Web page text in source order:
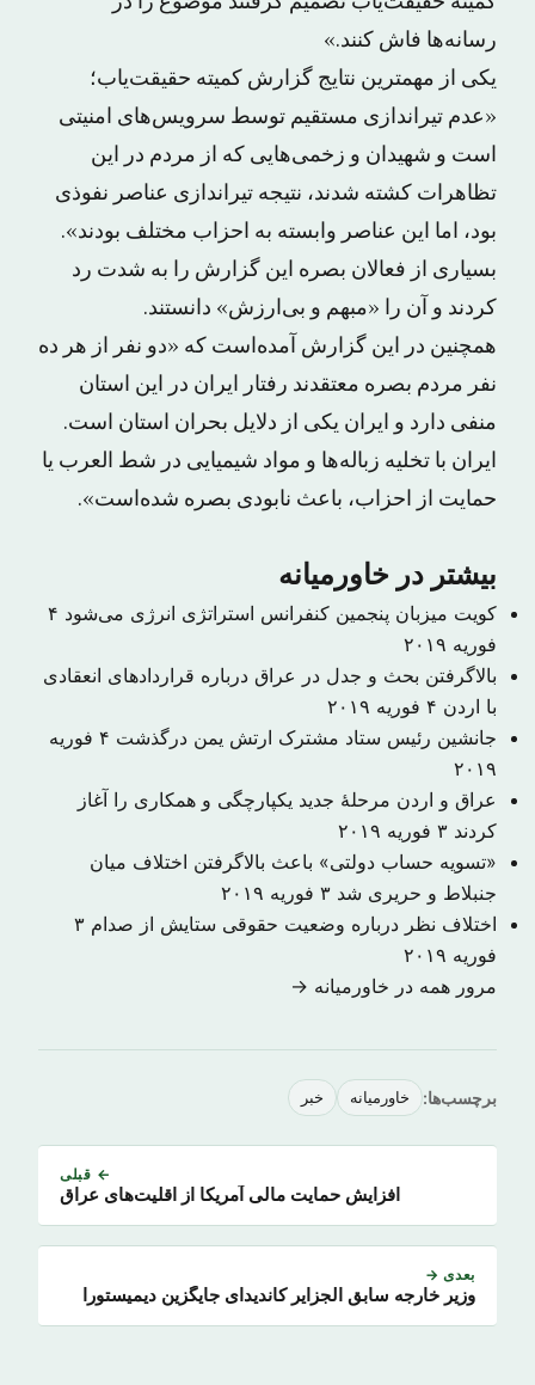
رسانه‌ها فاش کنند.»
یکی از مهمترین نتایج گزارش کمیته حقیقت‌یاب؛
«عدم تیراندازی مستقیم توسط سرویس‌های امنیتی
است و شهیدان و زخمی‌هایی که از مردم در این
تظاهرات کشته شدند، نتیجه تیراندازی عناصر نفوذی
بود، اما این عناصر وابسته به احزاب مختلف بودند».
بسیاری از فعالان بصره این گزارش را به شدت رد
کردند و آن را «مبهم و بی‌ارزش» دانستند.
همچنین در این گزارش آمده‌است که «دو نفر از هر ده
نفر مردم بصره معتقدند رفتار ایران در این استان
منفی دارد و ایران یکی از دلایل بحران استان است.
ایران با تخلیه زباله‌ها و مواد شیمیایی در شط العرب یا
حمایت از احزاب، باعث نابودی بصره شده‌است».
بیشتر در خاورمیانه
کویت میزبان پنجمین کنفرانس استراتژی انرژی می‌شود ۴
فوریه ۲۰۱۹
بالاگرفتن بحث و جدل در عراق درباره قراردادهای انعقادی
با اردن ۴ فوریه ۲۰۱۹
جانشین رئیس ستاد مشترک ارتش یمن درگذشت
۴ فوریه
۲۰۱۹
عراق و اردن مرحلهٔ جدید یکپارچگی و همکاری را آغاز
کردند ۳ فوریه ۲۰۱۹
«تسویه حساب دولتی» باعث بالاگرفتن اختلاف میان
جنبلاط و حریری شد ۳ فوریه ۲۰۱۹
اختلاف نظر درباره وضعیت حقوقی ستایش از صدام ۳
فوریه ۲۰۱۹
مرور همه در خاورمیانه →
برچسب‌ها: خاورمیانه خبر
← قبلی
افزایش حمایت مالی آمریکا از اقلیت‌های عراق
بعدی →
وزیر خارجه سابق الجزایر کاندیدای جایگزین دیمیستورا